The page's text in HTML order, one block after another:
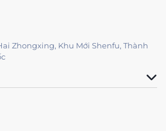
Zhongxing, Khu Mới Shenfu, Thành